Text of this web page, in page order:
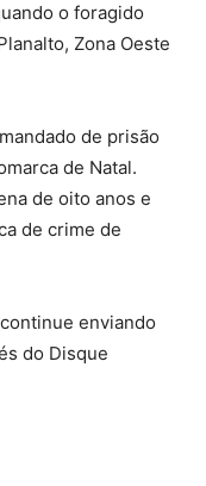
o foragido
Zona Oeste
de prisão
de Natal.
de oito anos e
de crime de
enviando
do Disque